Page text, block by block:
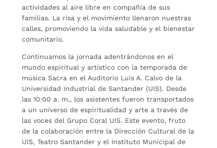
actividades al aire libre en compañía de sus
familias. La risa y el movimiento llenaron nuestras
calles, promoviendo la vida saludable y el bienestar
comunitario.
Continuamos la jornada adentrándonos en el
mundo espiritual y artístico con la temporada de
música Sacra en el Auditorio Luis A. Calvo de la
Universidad Industrial de Santander (UIS). Desde
las 10:00 a. m., los asistentes fueron transportados
a un universo de espiritualidad y arte a través de
las voces del Grupo Coral UIS. Este evento, fruto
de la colaboración entre la Dirección Cultural de la
UIS, Teatro Santander y el Instituto Municipal de